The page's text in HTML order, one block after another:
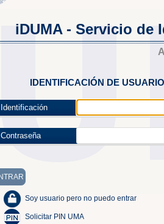
iDUMA - Servicio de
IDENTIFICACIÓN DE USUARIO
Identificación
Contraseña
Soy usuario pero no puedo entrar
Solicitar PIN UMA